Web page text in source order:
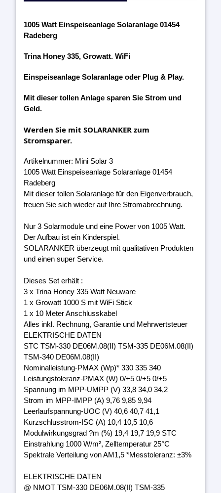
1005 Watt Einspeiseanlage Solaranlage 01454
Radeberg
Trina Honey 335, Growatt. WiFi
Einspeiseanlage Solaranlage oder Plug & Play.
Mit dieser tollen Anlage sparen Sie Strom und
Geld.
Werden Sie mit SOLARANKER zum
Stromsparer.
Artikelnummer: Mini Solar 3
1005 Watt Einspeiseanlage Solaranlage 01454
Radeberg
Mit dieser tollen Solaranlage für den Eigenverbrauch,
freuen Sie sich wieder auf Ihre Stromabrechnung.
Nur 3 Solarmodule und eine Power von 1005 Watt.
Der Aufbau ist ein Kinderspiel.
SOLARANKER überzeugt mit qualitativen Produkten
und einen super Service.
Dieses Set erhält :
3 x Trina Honey 335 Watt Neuware
1 x Growatt 1000 S mit WiFi Stick
1 x 10 Meter Anschlusskabel
Alles inkl. Rechnung, Garantie und Mehrwertsteuer
ELEKTRISCHE DATEN
STC TSM-330 DE06M.08(II) TSM-335 DE06M.08(II)
TSM-340 DE06M.08(II)
Nominalleistung-PMAX (Wp)* 330 335 340
Leistungstoleranz-PMAX (W) 0/+5 0/+5 0/+5
Spannung im MPP-UMPP (V) 33,8 34,0 34,2
Strom im MPP-IMPP (A) 9,76 9,85 9,94
Leerlaufspannung-UOC (V) 40,6 40,7 41,1
Kurzschlusstrom-ISC (A) 10,4 10,5 10,6
Modulwirkungsgrad ?m (%) 19,4 19,7 19,9 STC
Einstrahlung 1000 W/m², Zelltemperatur 25°C
Spektrale Verteilung von AM1,5 *Messtoleranz: ±3%
ELEKTRISCHE DATEN
@ NMOT TSM-330 DE06M.08(II) TSM-335